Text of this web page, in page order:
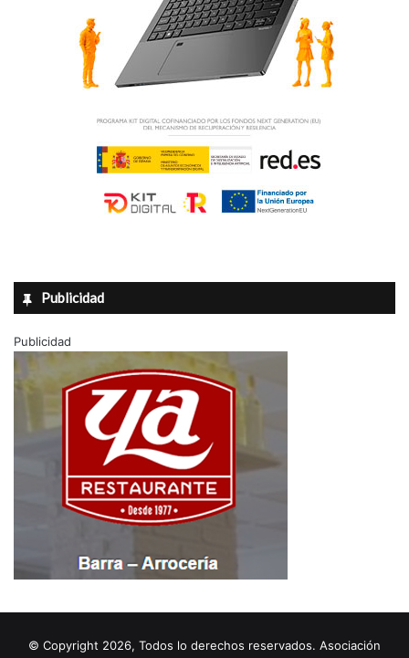
Publicidad
Publicidad
© Copyright 2026, Todos lo derechos reservados. Asociación